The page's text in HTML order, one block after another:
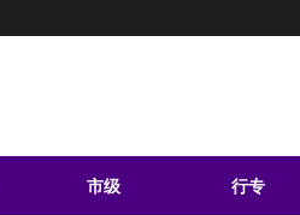
市级 行专